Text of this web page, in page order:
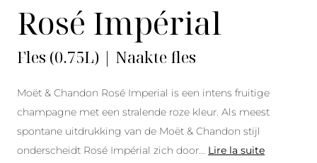
Rosé Impérial
Fles (0.75L) | Naakte fles
Moët & Chandon Rosé Imperial is een intens fruitige
champagne met een stralende roze kleur. Als meest
spontane uitdrukking van de Moët & Chandon stijl
onderscheidt Rosé Impérial zich door
Lire la suite